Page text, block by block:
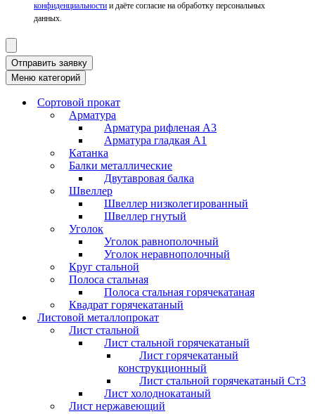
конфиденциальности
Отправить заявку
Меню категорий
Сортовой прокат
Арматура
Арматура рифленая А3
Арматура гладкая А1
Катанка
Балки металлические
Двутавровая балка
Швеллер
Швеллер низколегированный
Швеллер гнутый
Уголок
Уголок равнополочный
Уголок неравнополочный
Круг стальной
Полоса стальная
Полоса стальная горячекатаная
Квадрат горячекатаный
Листовой металлопрокат
Лист стальной
Лист стальной горячекатаный
Лист горячекатаный
конструкционный
Лист стальной горячекатаный Ст3
Лист холоднокатаный
Лист нержавеющий